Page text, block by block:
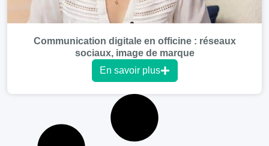
Communication digitale en officine : réseaux
sociaux, image de marque
En savoir plus